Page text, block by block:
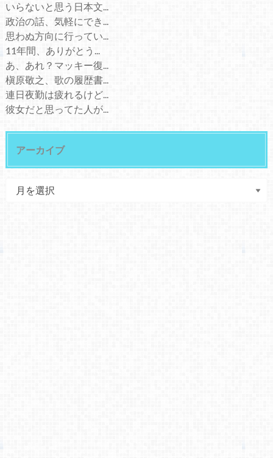
いらないと思う日本文...
政治の話、気軽にでき...
思わぬ方向に行ってい...
11年間、ありがとう...
あ、あれ？マッキー復...
槇原敬之、歌の履歴書...
連日夜勤は疲れるけど...
彼女だと思ってた人が...
アーカイブ